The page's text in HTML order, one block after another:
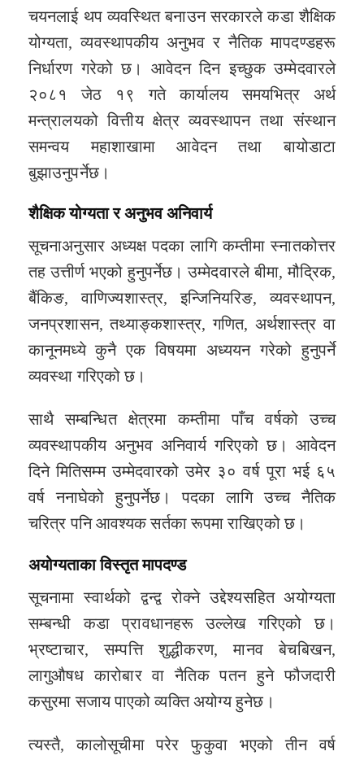
चयनलाई थप व्यवस्थित बनाउन सरकारले कडा शैक्षिक
योग्यता, व्यवस्थापकीय अनुभव र नैतिक मापदण्डहरू
निर्धारण गरेको छ। आवेदन दिन इच्छुक उम्मेदवारले
२०८१ जेठ १९ गते कार्यालय समयभित्र अर्थ
मन्त्रालयको वित्तीय क्षेत्र व्यवस्थापन तथा संस्थान
समन्वय महाशाखामा आवेदन तथा बायोडाटा
बुझाउनुपर्नेछ।
शैक्षिक योग्यता र अनुभव अनिवार्य
सूचनाअनुसार अध्यक्ष पदका लागि कम्तीमा स्नातकोत्तर
तह उत्तीर्ण भएको हुनुपर्नेछ। उम्मेदवारले बीमा, मौद्रिक,
बैंकिङ, वाणिज्यशास्त्र, इन्जिनियरिङ, व्यवस्थापन,
जनप्रशासन, तथ्याङ्कशास्त्र, गणित, अर्थशास्त्र वा
कानूनमध्ये कुनै एक विषयमा अध्ययन गरेको हुनुपर्ने
व्यवस्था गरिएको छ।
साथै सम्बन्धित क्षेत्रमा कम्तीमा पाँच वर्षको उच्च
व्यवस्थापकीय अनुभव अनिवार्य गरिएको छ। आवेदन
दिने मितिसम्म उम्मेदवारको उमेर ३० वर्ष पूरा भई ६५
वर्ष ननाघेको हुनुपर्नेछ। पदका लागि उच्च नैतिक
चरित्र पनि आवश्यक सर्तका रूपमा राखिएको छ।
अयोग्यताका विस्तृत मापदण्ड
सूचनामा स्वार्थको द्वन्द्व रोक्ने उद्देश्यसहित अयोग्यता
सम्बन्धी कडा प्रावधानहरू उल्लेख गरिएको छ।
भ्रष्टाचार, सम्पत्ति शुद्धीकरण, मानव बेचबिखन,
लागुऔषध कारोबार वा नैतिक पतन हुने फौजदारी
कसुरमा सजाय पाएको व्यक्ति अयोग्य हुनेछ।
त्यस्तै, कालोसूचीमा परेर फुकुवा भएको तीन वर्ष